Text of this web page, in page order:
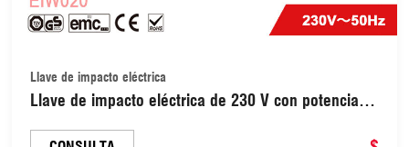
Llave de impacto eléctrica
Llave de impacto eléctrica de 230 V con potencia